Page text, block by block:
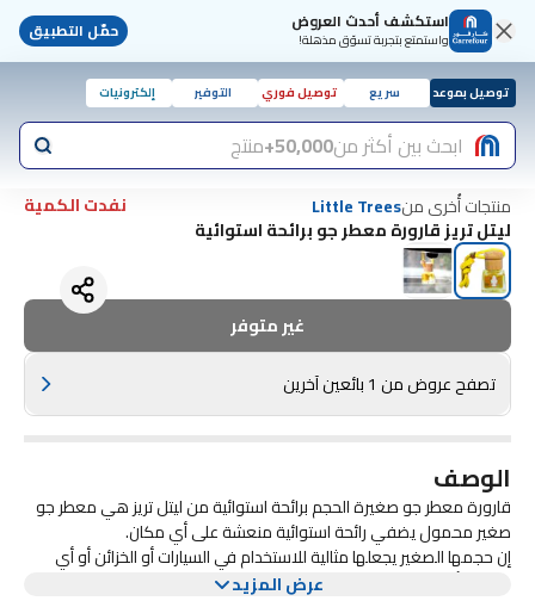
استكشف أحدث العروض
واستمتع بتجربة تسوّق مذهلة! حمّل التطبيق
توصيل بموعد سريع توصيل فوري التوفير إلكترونيات
ابحث بين أكثر من50,000+ منتج
منتجات أُخرى منLittle Trees
نفدت الكمية
ليتل تريز قارورة معطر جو برائحة استوائية
غير متوفر
تصفح عروض من 1 بائعين آخرين
الوصف
قارورة معطر جو صغيرة الحجم برائحة استوائية من ليتل تريز هي معطر جو
صغير محمول يضفي رائحة استوائية منعشة على أي مكان.
إن حجمها الصغير يجعلها مثالية للاستخدام في السيارات أو الخزائن أو أي
منطقة أخرى تحتاج إلى رائحة عطرية.عرض المزيد